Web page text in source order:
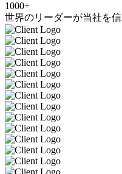
1000+
世界のリーダーが当社を